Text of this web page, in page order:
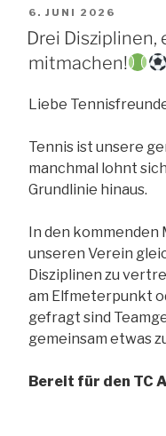
VERÖFFENTLICHT
AM
6. JUNI 2026
Drei Disziplinen,
mitmachen!
Liebe
Tennis ist unsere
manchmal lohnt
Grundlinie hinaus.
In den kommenden
unseren Verein
Disziplinen zu
am Elfmeterpunkt
gefragt sind
gemeinsam etwas
Bereit für den TC